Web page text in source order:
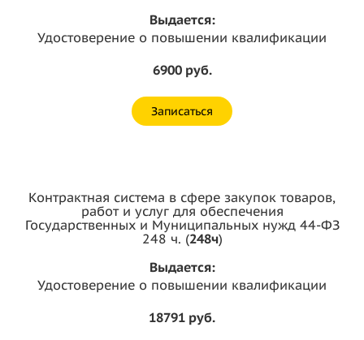
Выдается:
Удостоверение о повышении квалификации
6900 руб.
Записаться
Контрактная система в сфере закупок товаров,
работ и услуг для обеспечения
Государственных и Муниципальных нужд 44-ФЗ
248 ч. (248ч)
Выдается:
Удостоверение о повышении квалификации
18791 руб.